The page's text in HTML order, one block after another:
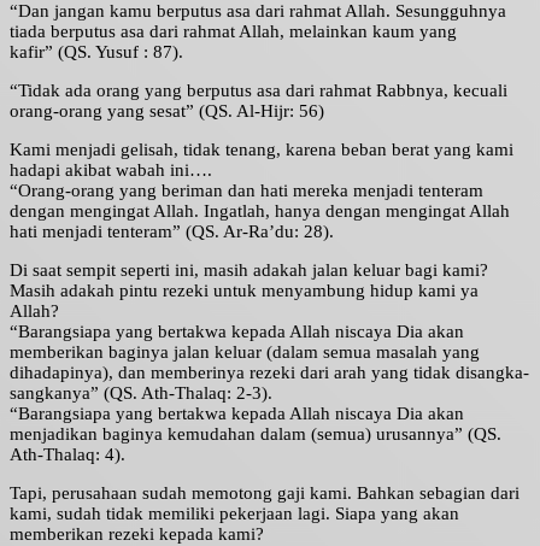
“Dan jangan kamu berputus asa dari rahmat Allah. Sesungguhnya
tiada berputus asa dari rahmat Allah, melainkan kaum yang
kafir” (QS. Yusuf : 87).
“Tidak ada orang yang berputus asa dari rahmat Rabbnya, kecuali
orang-orang yang sesat” (QS. Al-Hijr: 56)
Kami menjadi gelisah, tidak tenang, karena beban berat yang kami
hadapi akibat wabah ini….
“Orang-orang yang beriman dan hati mereka menjadi tenteram
dengan mengingat Allah. Ingatlah, hanya dengan mengingat Allah
hati menjadi tenteram” (QS. Ar-Ra’du: 28).
Di saat sempit seperti ini, masih adakah jalan keluar bagi kami?
Masih adakah pintu rezeki untuk menyambung hidup kami ya
Allah?
“Barangsiapa yang bertakwa kepada Allah niscaya Dia akan
memberikan baginya jalan keluar (dalam semua masalah yang
dihadapinya), dan memberinya rezeki dari arah yang tidak disangka-
sangkanya” (QS. Ath-Thalaq: 2-3).
“Barangsiapa yang bertakwa kepada Allah niscaya Dia akan
menjadikan baginya kemudahan dalam (semua) urusannya” (QS.
Ath-Thalaq: 4).
Tapi, perusahaan sudah memotong gaji kami. Bahkan sebagian dari
kami, sudah tidak memiliki pekerjaan lagi. Siapa yang akan
memberikan rezeki kepada kami?